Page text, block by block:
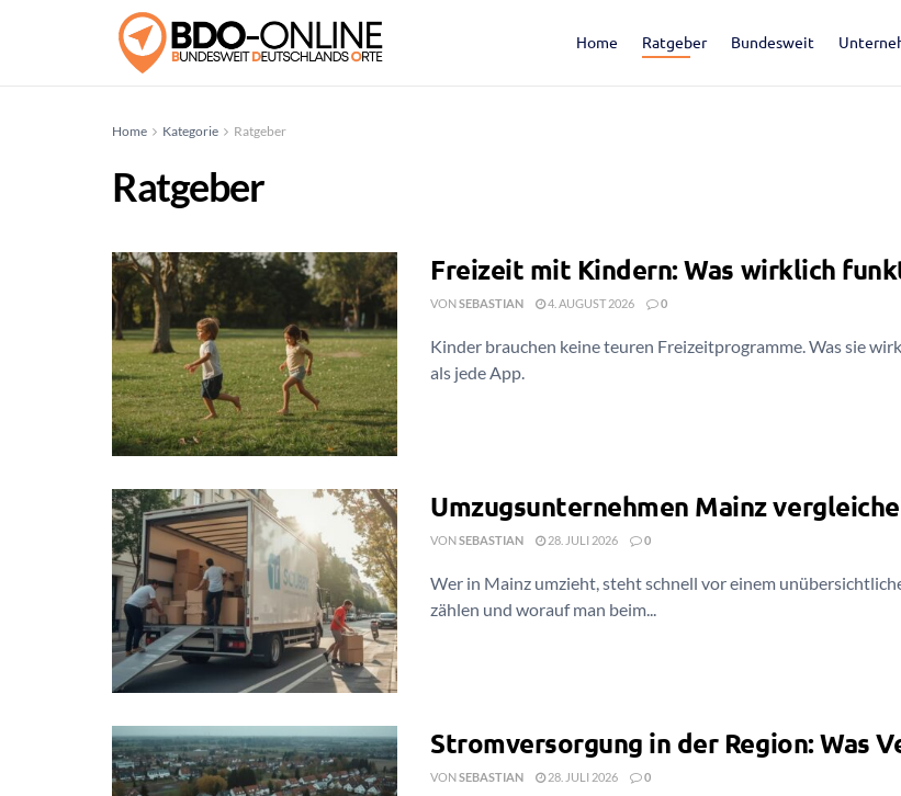
Home Ratgeber Bundesweit
Home Kategorie Ratgeber
Ratgeber
Freizeit mit Kindern: Was wirklich
VONSEBASTIAN 4. AUGUST 2026 0
Kinder brauchen keine teuren Freizeitprogramme. Was sie
als jede App.
Umzugsunternehmen Mainz
VONSEBASTIAN 28. JULI 2026 0
Wer in Mainz umzieht, steht schnell vor einem
zählen und worauf man beim...
Stromversorgung in der Region: Was
VONSEBASTIAN 28. JULI 2026 0